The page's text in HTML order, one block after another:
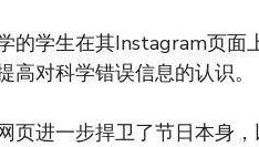
的学生在其Instagram页面
高对科学错误信息的认识。
页进一步捍卫了节日本身